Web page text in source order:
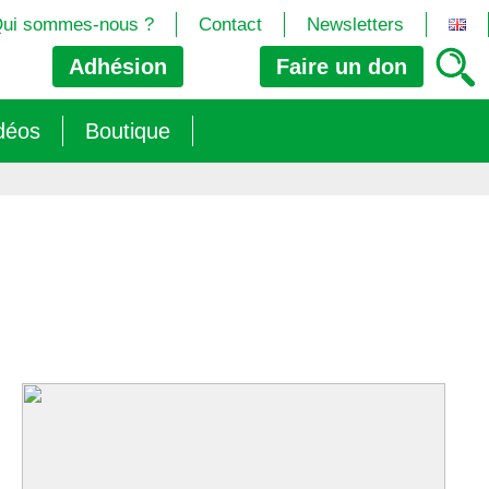
Adhésion Faire un don
sommes-nous ? Contact Newsletters
(2025)
Boutique